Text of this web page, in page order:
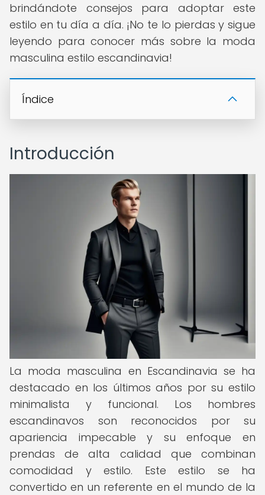
brindándote consejos para adoptar este
estilo en tu día a día. ¡No te lo pierdas y sigue
leyendo para conocer más sobre la moda
masculina estilo escandinavia!
Índice
Introducción
La moda masculina en Escandinavia se ha
destacado en los últimos años por su estilo
minimalista y funcional. Los hombres
escandinavos son reconocidos por su
apariencia impecable y su enfoque en
prendas de alta calidad que combinan
comodidad y estilo. Este estilo se ha
convertido en un referente en el mundo de la